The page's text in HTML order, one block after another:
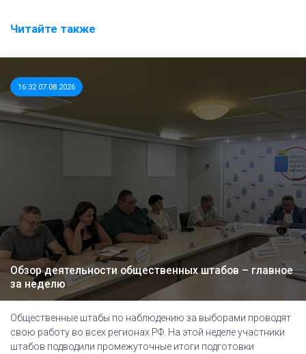
Читайте также
16:32 07.08.2026
Обзор деятельности общественных штабов – главное
за неделю
Общественные штабы по наблюдению за выборами проводят
свою работу во всех регионах РФ. На этой неделе участники
штабов подводили промежуточные итоги подготовки